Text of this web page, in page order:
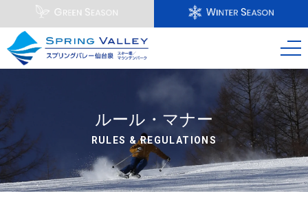
ルール・マナー
RULES & REGULATIONS